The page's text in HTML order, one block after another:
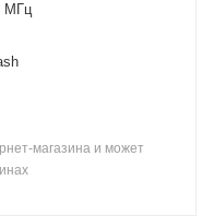
МГц
магазина и может